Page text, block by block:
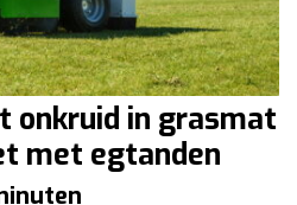
onkruid in grasmat
met egtanden